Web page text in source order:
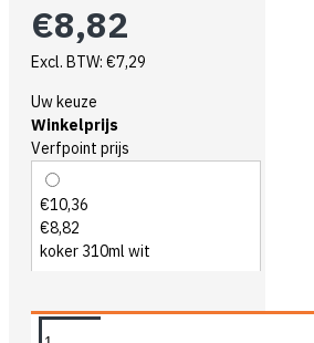
€8,82
Excl. BTW: €7,29
Uw keuze
Winkelprijs
Verfpoint prijs
€10,36
€8,82
koker 310ml wit